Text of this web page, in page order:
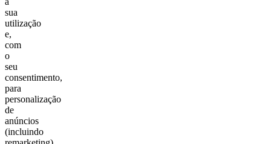
sua
utilização
e,
com
o
seu
consentimento,
para
personalização
de
anúncios
(incluindo